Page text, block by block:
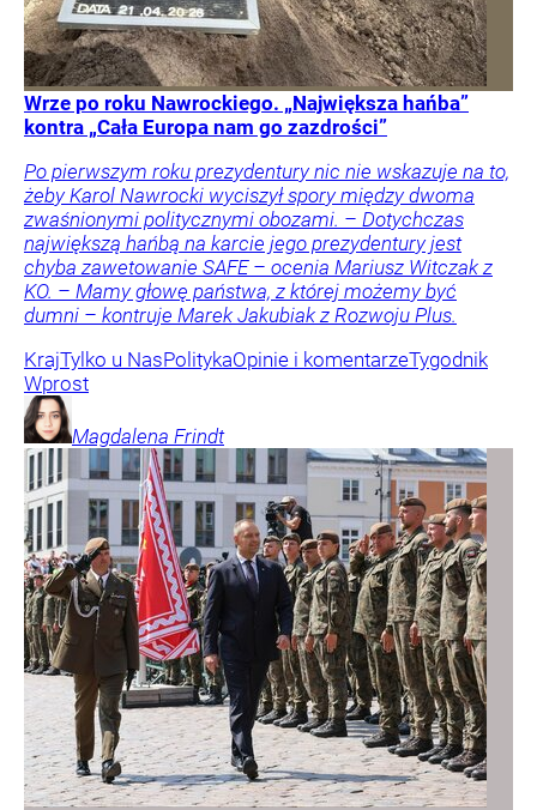
Wrze po roku Nawrockiego. „Największa hańba”
kontra „Cała Europa nam go zazdrości”
Po pierwszym roku prezydentury nic nie wskazuje na to,
żeby Karol Nawrocki wyciszył spory między dwoma
zwaśnionymi politycznymi obozami. – Dotychczas
największą hańbą na karcie jego prezydentury jest
chyba zawetowanie SAFE – ocenia Mariusz Witczak z
KO. – Mamy głowę państwa, z której możemy być
dumni – kontruje Marek Jakubiak z Rozwoju Plus.
KrajTylko u NasPolitykaOpinie i komentarzeTygodnik
Wprost
Magdalena Frindt